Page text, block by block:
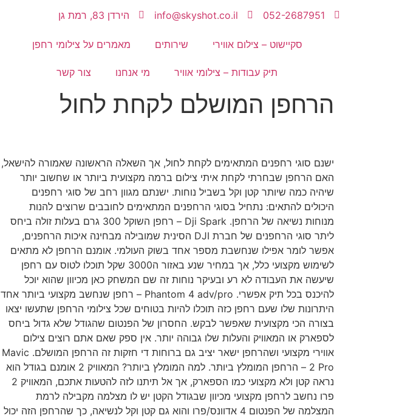
052-2687951
info@skyshot.co.il הירדן 83, רמת גן
סקיישוט – צילום אווירי שירותים מאמרים על צילומי רחפן
תיק עבודות – צילומי אוויר מי אנחנו צור קשר
הרחפן המושלם לקחת לחול
ישנם סוגי רחפנים המתאימים לקחת לחול, אך השאלה הראשונה שאמורה להישאל,
האם הרחפן שבחרתי לקחת איתי צילום ברמה מקצועית ביותר או שחשוב יותר
שיהיה כמה שיותר קטן וקל בשביל נוחות. ישנתם מגוון רחב של סוגי רחפנים
היכולים להתאים: נתחיל בסוגי הרחפנים המתאימים לחובבים שרוצים להנות
מנוחות נשיאה של הרחפן. Dji Spark – רחפן השוקל 300 גרם בעלות זולה ביחס
ליתר סוגי הרחפנים של חברת DJI הסינית שמובילה מבחינה איכות הרחפנים,
אפשר לומר אפילו שנחשבת מספר אחד בשוק העולמי. אומנם הרחפן לא מתאים
לשימוש מקצועי כלל, אך במחיר שנע באזור ה3000 שקל תוכלו לטוס עם רחפן
שיעשה את העבודה לא רע ובעיקר נוחות זה שם המשחק כאן מכיוון שהוא יוכל
להיכנס בכל תיק אפשרי. Phantom 4 adv/pro – רחפן שנחשב מקצועי ביותר אחד
היתרונות שלו שעם רחפן כזה תוכלו להיות בטוחים שכל צילומי הרחפן שתעשו יצאו
בצורה הכי מקצועית שאפשר לבקש. החסרון של הפנטום שהגודל שלא גדול ביחס
לספארק או המאוויק והעלות שלו גבוהה יותר. אין ספק שאם אתם רוצים צילום
אווירי מקצועי ושהרחפן ישאר יציב גם ברוחות די חזקות זה הרחפן המושלם. Mavic
2 Pro – הרחפן המומלץ ביותר. למה המומלץ ביותר? המאוויק 2 אומנם בגודל הוא
נראה קטן ולא מקצועי כמו הספארק, אך אל תיתנו לזה להטעות אתכם, המאוויק 2
פרו נחשב לרחפן מקצועי מכיוון שבגודל הקטן יש לו מצלמה מקבילה לרמת
המצלמה של הפנטום 4 אדוונס/פרו והוא גם קטן וקל לנשיאה, כך שהרחפן הזה יכול